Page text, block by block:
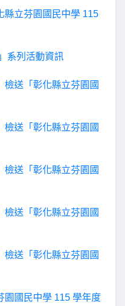
縣立芬園國民中學 115
系列活動資訊
檢送「彰化縣立芬園國
檢送「彰化縣立芬園國
檢送「彰化縣立芬園國
檢送「彰化縣立芬園國
檢送「彰化縣立芬園國
園國民中學 115 學年度